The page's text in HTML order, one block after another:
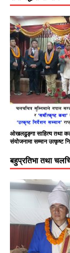
ओखलढुङ्गा साहित्य तथा कला
संयोजनामा सम्मान उत्कृष्ट
बहुप्रतिभा तथा